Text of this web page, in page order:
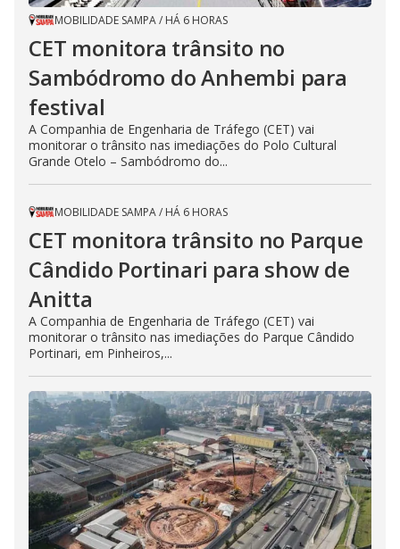
MOBILIDADE SAMPA/ HÁ 6 HORAS
CET monitora trânsito no
Sambódromo do Anhembi para
festival
A Companhia de Engenharia de Tráfego (CET) vai
monitorar o trânsito nas imediações do Polo Cultural
Grande Otelo – Sambódromo do...
MOBILIDADE SAMPA/ HÁ 6 HORAS
CET monitora trânsito no Parque
Cândido Portinari para show de
Anitta
A Companhia de Engenharia de Tráfego (CET) vai
monitorar o trânsito nas imediações do Parque Cândido
Portinari, em Pinheiros,...